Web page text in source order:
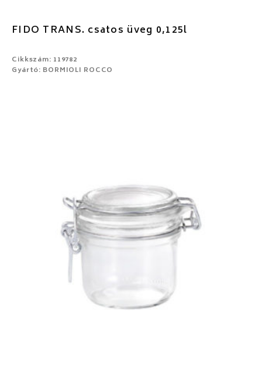
FIDO TRANS. csatos üveg 0,125l
Cikkszám: 119782
Gyártó: BORMIOLI ROCCO